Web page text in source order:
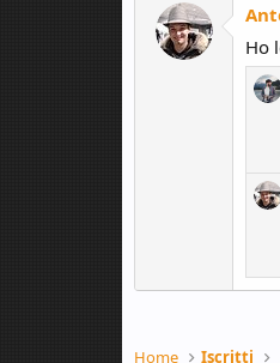
Ho
Home Iscritti